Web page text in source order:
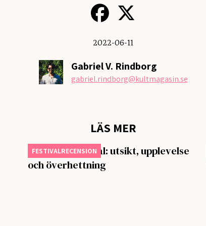
2022-06-11
Gabriel V. Rindborg
gabriel.rindborg@kultmagasin.se
LÄS MER
FESTIVALRECENSION
Butterfly Festival: utsikt, upplevelse
och överhettning